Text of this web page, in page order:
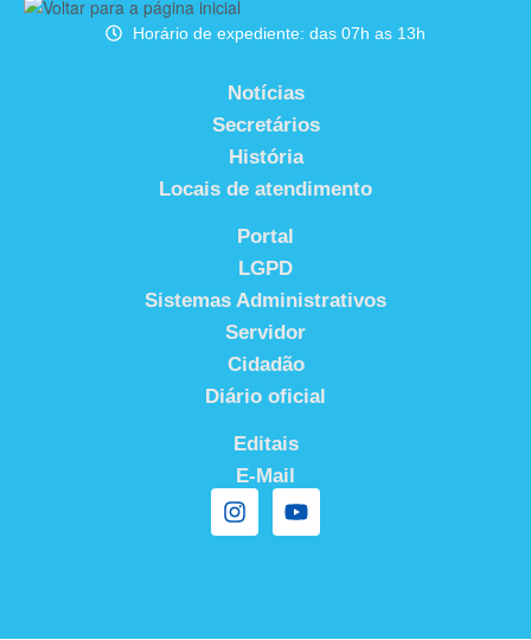
Horário de expediente: das 07h as 13h
Notícias
Secretários
História
Locais de atendimento
Portal
LGPD
Sistemas Administrativos
Servidor
Cidadão
Diário oficial
Editais
E-Mail